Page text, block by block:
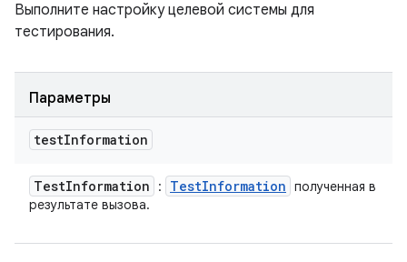
Выполните настройку целевой системы для
тестирования.
Параметры
testInformation
TestInformation : TestInformation полученная в
результате вызова.